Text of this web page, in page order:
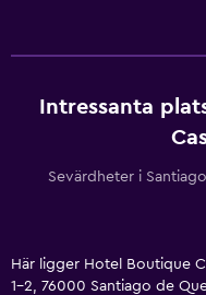
Intressanta
Sevärdheter i
Här ligger Hotel Boutique
1-2, 76000 Santiago de